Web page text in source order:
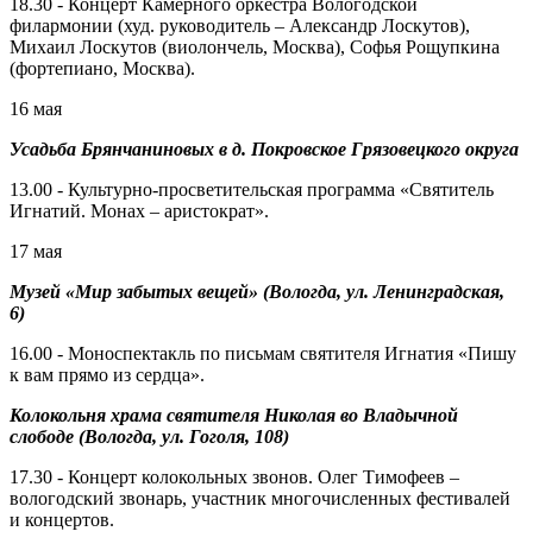
филармонии (худ. руководитель – Александр Лоскутов),
Михаил Лоскутов (виолончель, Москва), Софья Рощупкина
(фортепиано, Москва).
16 мая
Усадьба Брянчаниновых в д. Покровское Грязовецкого округа
13.00 - Культурно-просветительская программа «Святитель
Игнатий. Монах – аристократ».
17 мая
Музей «Мир забытых вещей» (Вологда, ул. Ленинградская,
6)
16.00 - Моноспектакль по письмам святителя Игнатия «Пишу
к вам прямо из сердца».
Колокольня храма святителя Николая во Владычной
слободе (Вологда, ул. Гоголя, 108)
17.30 - Концерт колокольных звонов. Олег Тимофеев –
вологодский звонарь, участник многочисленных фестивалей
и концертов.